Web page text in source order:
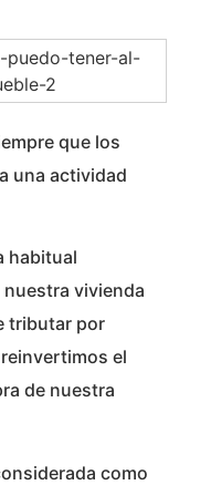
que los
una actividad
habitual
vivienda
tributar por
el
de nuestra
como